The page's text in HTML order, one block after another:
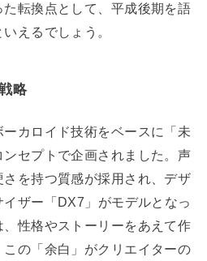
た転換点として、平成後期を語
えるでしょう。
略
カロイド技術をベースに「未
セプトで企画されました。声
を持つ質感が採用され、デザ
ザー「DX7」がモデルとなっ
性格やストーリーをあえて作
この「余白」がクリエイターの